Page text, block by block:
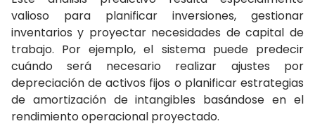
valioso para planificar inversiones, gestionar
inventarios y proyectar necesidades de capital de
trabajo. Por ejemplo, el sistema puede predecir
cuándo será necesario realizar ajustes por
depreciación de activos fijos o planificar estrategias
de amortización de intangibles basándose en el
rendimiento operacional proyectado.